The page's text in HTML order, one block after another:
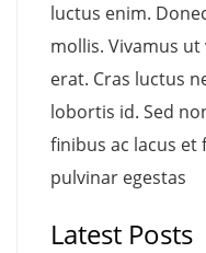
luctus enim.
mollis. Vivamus
erat. Cras luctus
lobortis id. Sed
finibus ac lacus et
pulvinar egestas
Latest Posts